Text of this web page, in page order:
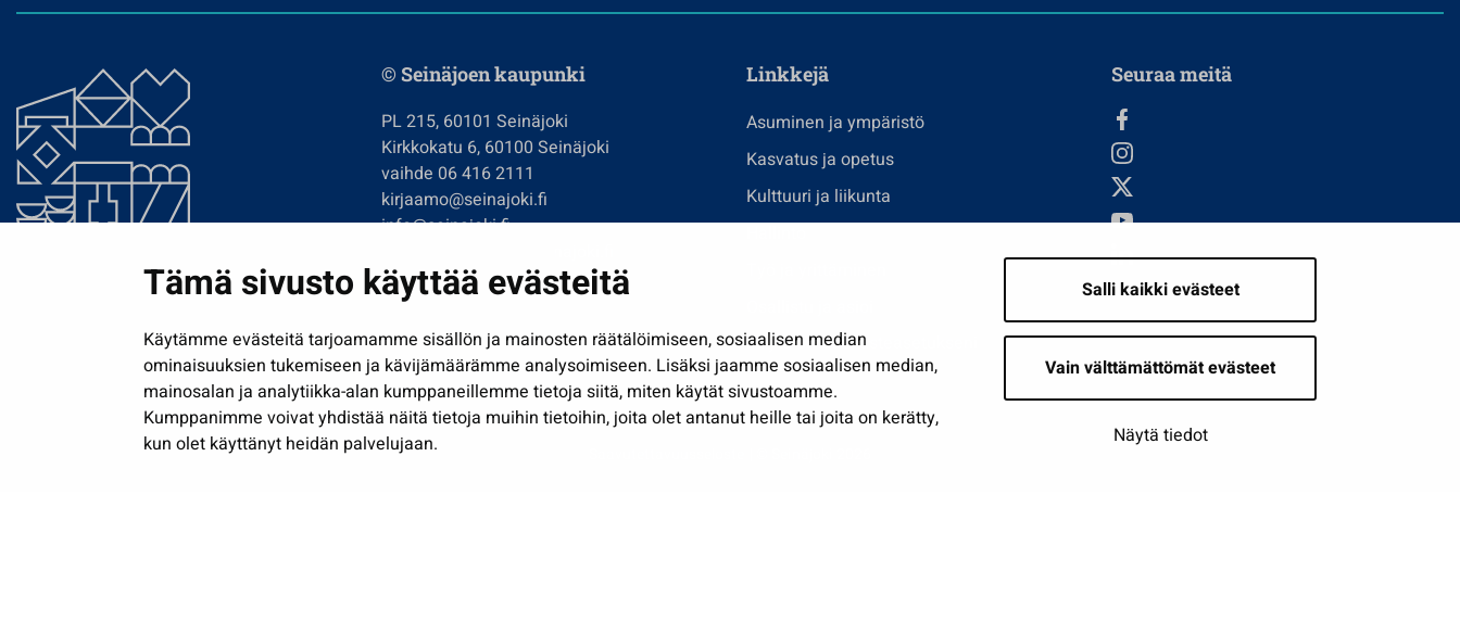
Tämä sivusto käyttää evästeitä
Käytämme evästeitä tarjoamamme sisällön ja mainosten räätälöimiseen, sosiaalisen median
ominaisuuksien tukemiseen ja kävijämäärämme analysoimiseen. Lisäksi jaamme sosiaalisen median,
mainosalan ja analytiikka-alan kumppaneillemme tietoja siitä, miten käytät sivustoamme.
Kumppanimme voivat yhdistää näitä tietoja muihin tietoihin, joita olet antanut heille tai joita on kerätty,
kun olet käyttänyt heidän palvelujaan.
Salli kaikki evästeet
Vain välttämättömät evästeet
Näytä tiedot
© Seinäjoen kaupunki
PL 215, 60101 Seinäjoki
Kirkkokatu 6, 60100 Seinäjoki
vaihde 06 416 2111
kirjaamo@seinajoki.fi
info@seinajoki.fi
Tilaa uutiskirje
Linkkejä
Asuminen ja ympäristö
Kasvatus ja opetus
Kulttuuri ja liikunta
Näytä omat evästeasetukseni
Seuraa meitä